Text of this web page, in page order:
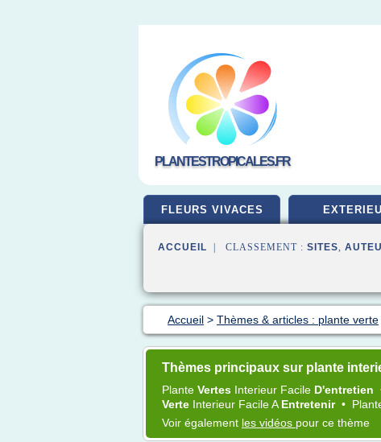
PLANTESTROPICALES.FR
FLEURS VIVACES
ACCUEIL | CLASSEMENT : SITES,
Accueil > Thèmes & articles : plante verte
Thèmes principaux sur plante
Plante Vertes Interieur Facile D'entretien
Verte Interieur FacileA Entretenir •
Voir également les vidéos pour ce thème